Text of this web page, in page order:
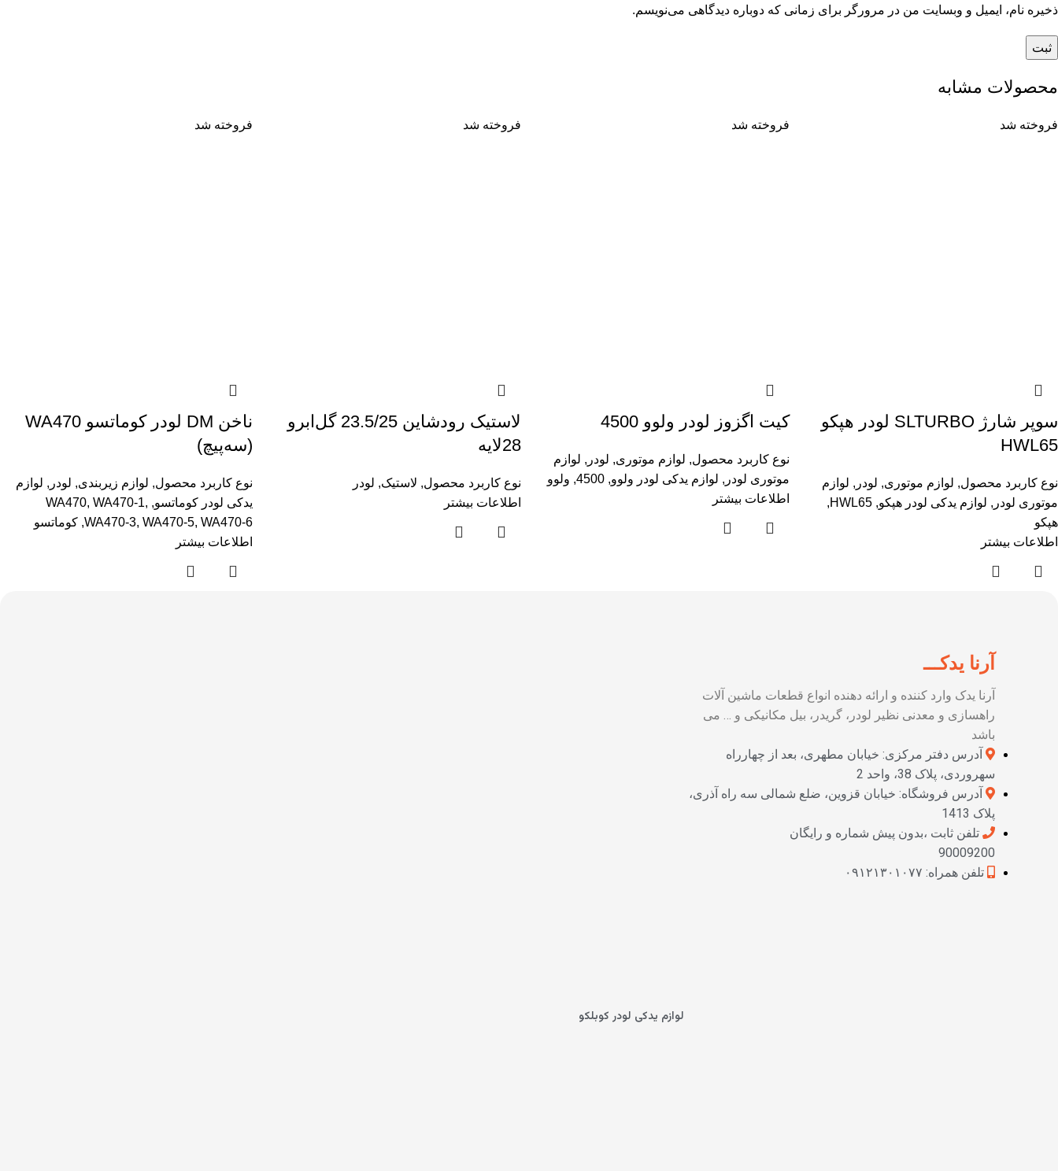
ذخیره نام، ایمیل و وبسایت من در مرورگر برای زمانی که دوباره دیدگاهی می‌نویسم.
محصولات مشابه
فروخته شد
سوپر شارژ SLTURBO لودر هپکو
HWL65
نوع کاربرد محصول, لوازم موتوری, لودر , لوازم
موتوری لودر , لوازم یدکی لودر هپکو,
HWL65
,
هپکو
اطلاعات بیشتر
فروخته شد
کیت اگزوز لودر ولوو 4500
نوع کاربرد محصول, لوازم موتوری, لودر , لوازم
موتوری لودر , لوازم یدکی لودر ولوو,
4500
, ولوو
اطلاعات بیشتر
فروخته شد
لاستیک رودشاین 23.5/25 گل‌ابرو
28لایه
نوع کاربرد محصول, لاستیک, لودر
اطلاعات بیشتر
فروخته شد
ناخن DM لودر کوماتسو WA470
(سه‌پیچ)
نوع کاربرد محصول, لوازم زیربندی, لودر , لوازم
یدکی لودر کوماتسو,
WA470, WA470-1,
WA470-3, WA470-5, WA470-6
, کوماتسو
اطلاعات بیشتر
آرنا یدکـــ
آرنا یدک وارد کننده و ارائه دهنده انواع قطعات ماشین آلات
راهسازی و معدنی نظیر لودر، گریدر، بیل مکانیکی و … می
باشد
آدرس دفتر مرکزی: خیابان مطهری، بعد از چهارراه
سهروردی، پلاک 38، واحد 2
آدرس فروشگاه: خیابان قزوین، ضلع شمالی سه راه آذری،
پلاک 1413
تلفن ثابت ،بدون پیش شماره و رایگان
90009200
تلفن همراه: ۰۹۱۲۱۳۰۱۰۷۷
لوازم یدکی لودر کوبلکو